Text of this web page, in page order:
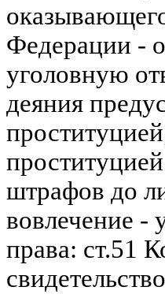
Федерации -
уголовную
деяния
штрафов до
вовлечение -
права: ст.51